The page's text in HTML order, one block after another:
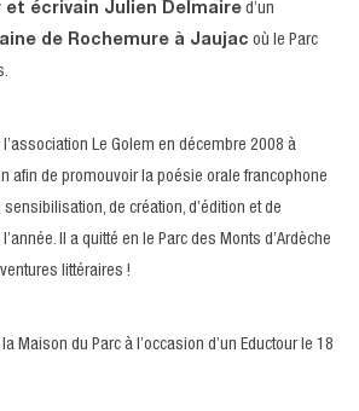
et écrivain Julien Delmaire d’un
de Rochemure à Jaujac où le Parc
Le Golem en décembre 2008 à
afin de promouvoir la poésie orale francophone
de création, d’édition et de
Il a quitté en le Parc des Monts d’Ardèche
littéraires !
Maison du Parc à l’occasion d’un Eductour le 18